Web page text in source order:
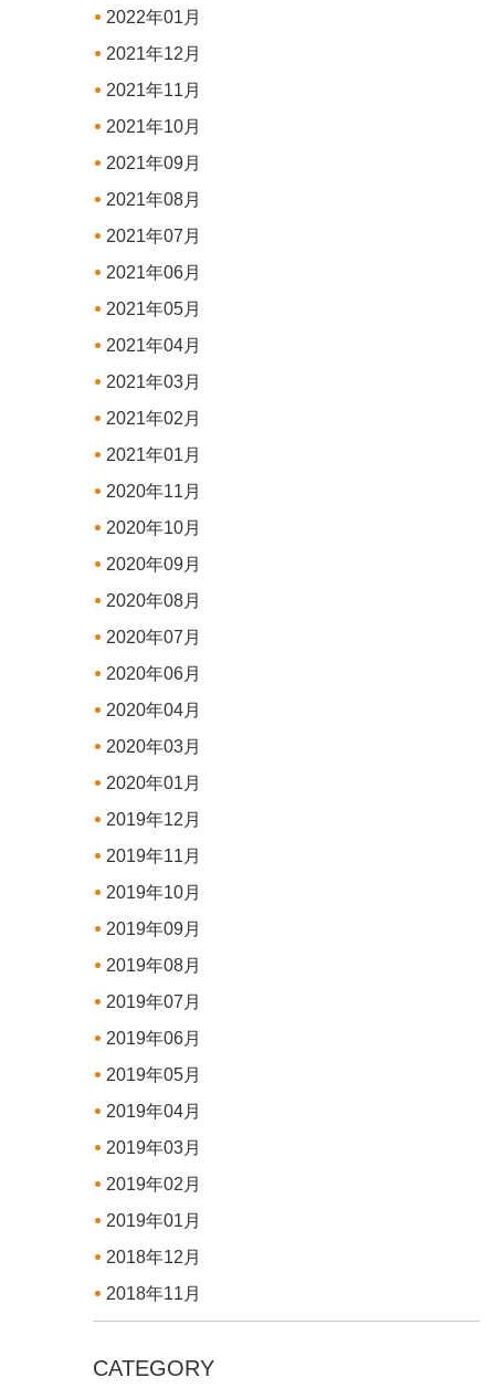
2022年01月
2021年12月
2021年11月
2021年10月
2021年09月
2021年08月
2021年07月
2021年06月
2021年05月
2021年04月
2021年03月
2021年02月
2021年01月
2020年11月
2020年10月
2020年09月
2020年08月
2020年07月
2020年06月
2020年04月
2020年03月
2020年01月
2019年12月
2019年11月
2019年10月
2019年09月
2019年08月
2019年07月
2019年06月
2019年05月
2019年04月
2019年03月
2019年02月
2019年01月
2018年12月
2018年11月
CATEGORY